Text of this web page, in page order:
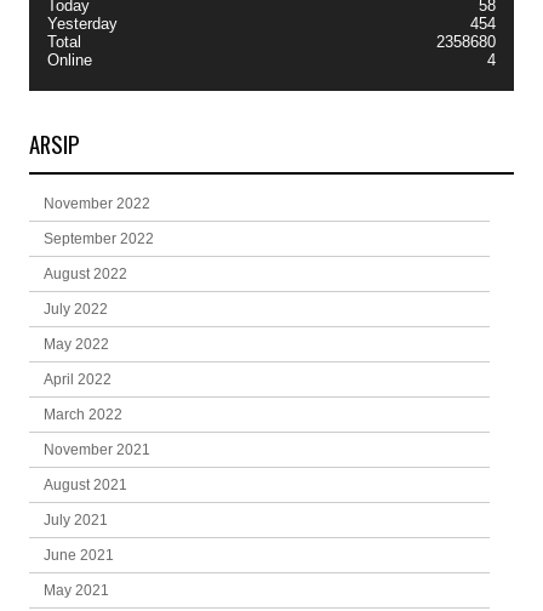
Today
Yesterday
Total
Online
58
454
2358680
4
ARSIP
November 2022
September 2022
August 2022
July 2022
May 2022
April 2022
March 2022
November 2021
August 2021
July 2021
June 2021
May 2021